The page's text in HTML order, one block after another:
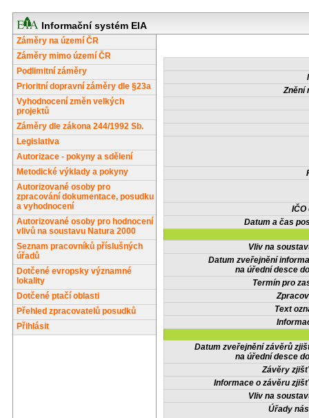
Informační systém EIA
Záměry na území ČR
Záměry mimo území ČR
Podlimitní záměry
Prioritní dopravní záměry dle §23a
Vyhodnocení změn velkých
projektů
Záměry dle zákona 244/1992 Sb.
Legislativa
Autorizace - pokyny a sdělení
Metodické výklady a pokyny
Autorizované osoby pro
zpracování dokumentace, posudku
a vyhodnocení
Autorizované osoby pro hodnocení
vlivů na soustavu Natura 2000
Seznam pracovníků příslušných
úřadů
Dotčené evropsky významné
lokality
Dotčené ptačí oblasti
Přehled zpracovatelů posudků
Přihlásit
Znění
IČO
Datum a čas
Vliv na
Datum zveřejnění
na úřední desce
Termín pro
Text
Datum zveřejnění závěrů
na úřední desce
Závěry
Informace o závěru
Vliv na
Úřady